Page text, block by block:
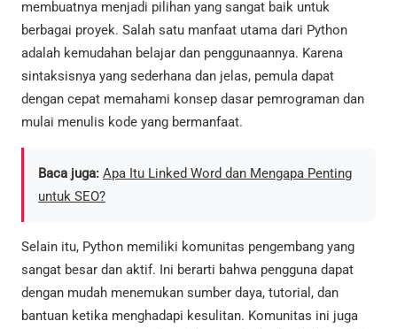
membuatnya menjadi pilihan yang sangat baik untuk
berbagai proyek. Salah satu manfaat utama dari Python
adalah kemudahan belajar dan penggunaannya. Karena
sintaksisnya yang sederhana dan jelas, pemula dapat
dengan cepat memahami konsep dasar pemrograman dan
mulai menulis kode yang bermanfaat.
Baca juga: Apa Itu Linked Word dan Mengapa Penting
untuk SEO?
Selain itu, Python memiliki komunitas pengembang yang
sangat besar dan aktif. Ini berarti bahwa pengguna dapat
dengan mudah menemukan sumber daya, tutorial, dan
bantuan ketika menghadapi kesulitan. Komunitas ini juga